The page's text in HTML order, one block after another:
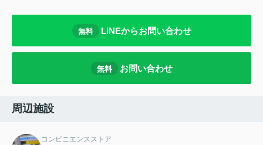
無料 LINEからお問い合わせ
無料 お問い合わせ
周辺施設
コンビニエンスストア